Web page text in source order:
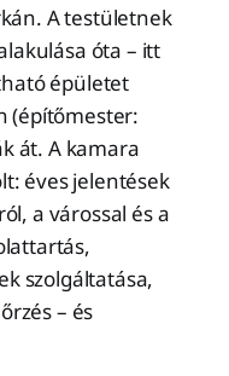
A testületnek
óta – itt
épületet
(építőmester:
át. A kamara
éves jelentések
a várossal és a
szolgáltatása,
– és